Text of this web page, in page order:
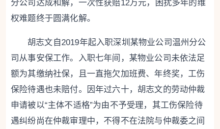
分公司达成和解，一次性获赔12万元，困扰多年的维
权难题终于圆满化解。
胡志文自2019年起入职深圳某物业公司温州分公
司从事安保工作。入职七年间，某物业公司未依法足
额为其缴纳社保，且一直拖欠加班费、年终奖，工伤
保险待遇也未赔付。因年过六十，胡志文的劳动仲裁
申请被以“主体不适格”为由不予受理，其工伤保险待
遇纠纷尚在仲裁审理中，不得不在法院与仲裁委之间